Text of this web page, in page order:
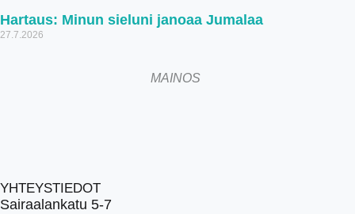
Hartaus: Minun sieluni janoaa Jumalaa
27.7.2026
MAINOS
YHTEYSTIEDOT
Sairaalankatu 5-7